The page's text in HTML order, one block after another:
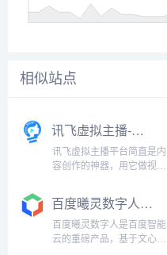
相似站点
讯飞虚拟主播-专业AI数字人视频制作服务
讯飞虚拟主播平台简直是内
容创作的神器，用它做视频
科大讯飞的语音合成技术太
牛了，数字人说话时的口
型、表情和语音完美同步，
连我妈妈都分不清是AI还是
百度曦灵数字人-专业AI虚拟形象平台
百度曦灵数字人是百度智能
云的重磅产品，基于文心大